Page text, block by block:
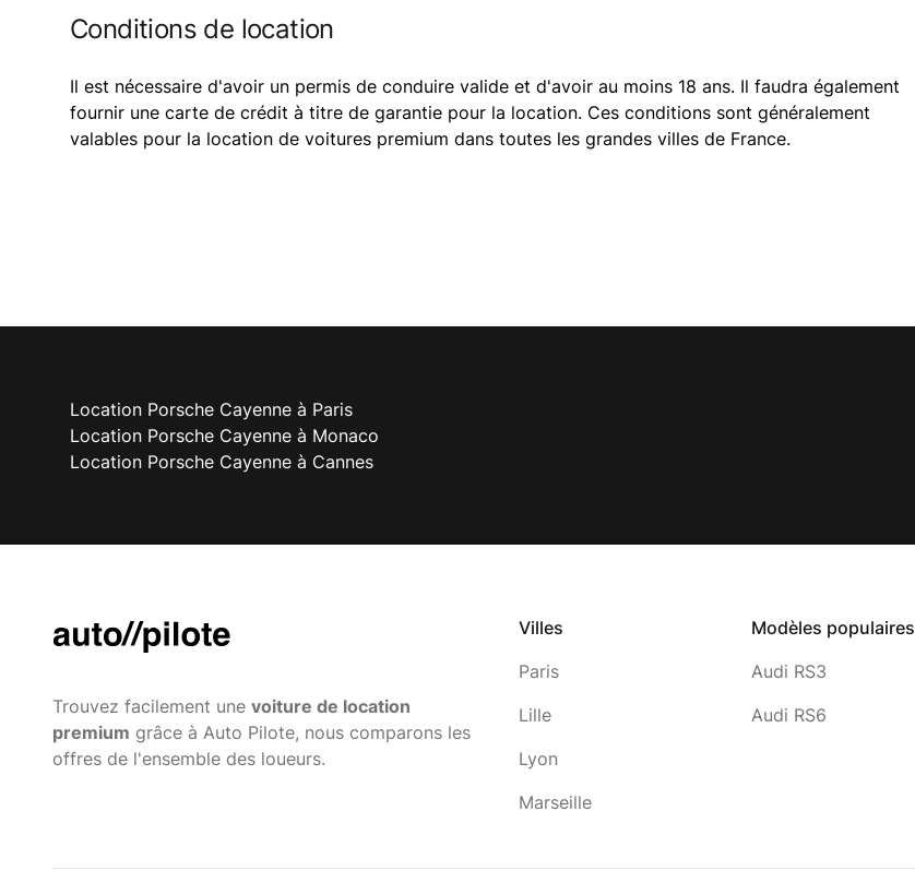
Conditions de location
Il est nécessaire d'avoir un permis de conduire valide et d'avoir au moins 18 ans. Il faudra également
fournir une carte de crédit à titre de garantie pour la location. Ces conditions sont généralement
valables pour la location de voitures premium dans toutes les grandes villes de France.
Location Porsche Cayenne à Paris
Location Porsche Cayenne à Monaco
Location Porsche Cayenne à Cannes
Trouvez facilement une voiture de location
premium grâce à Auto Pilote, nous comparons les
offres de l'ensemble des loueurs.
Villes
Paris
Lille
Lyon
Marseille
Modèles populaires
Audi RS3
Audi RS6